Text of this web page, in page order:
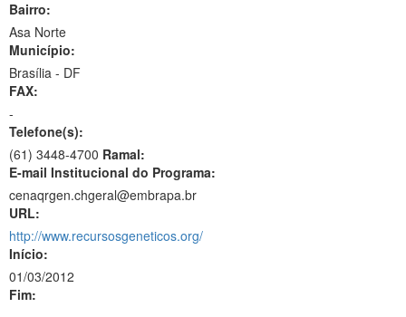
Bairro:
Asa Norte
Município:
Brasília - DF
FAX:
-
Telefone(s):
(61) 3448-4700 Ramal:
E-mail Institucional do Programa:
cenaqrgen.chgeral@embrapa.br
URL:
http://www.recursosgeneticos.org/
Início:
01/03/2012
Fim: